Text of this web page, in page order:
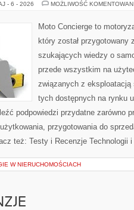
- 6 - 2026 MOŻLIWOŚĆ
Moto Concierge to
który został przygotowany
szukających wiedzy o
przede wszystkim na
związanych z eksploatacją
tych dostępnych na rynku
podpowiedzi przydatne zarówno
przygotowania do
też: Testy i Recenzje
W NIERUCHOMOŚCIACH